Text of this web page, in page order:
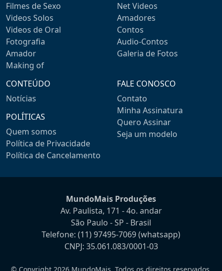
Filmes de Sexo
Videos Solos
Videos de Oral
Fotografia
Amador
Making of
Net Videos
Amadores
Contos
Audio-Contos
Galeria de Fotos
CONTEÚDO
Notícias
POLÍTICAS
Quem somos
Política de Privacidade
Política de Cancelamento
FALE CONOSCO
Contato
Minha Assinatura
Quero Assinar
Seja um modelo
MundoMais Produções
Av. Paulista, 171 - 4o. andar
São Paulo - SP - Brasil
Telefone: (11) 97495-7069(whatsapp)
CNPJ: 35.061.083/0001-03